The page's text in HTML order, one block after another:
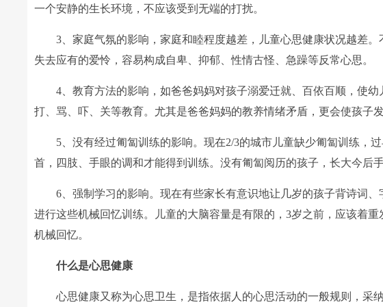
一个安静的生长环境，不应该受到无端的打扰。
3、家庭气氛的影响，家庭和睦程度越差，儿童心思健康状况越差。
失去应有的爱怜，容易构成自卑、抑郁、性情古怪、急躁等反常心思。
4、教育方法的影响，如爸爸妈妈对孩子溺爱迁就、百依百顺，使幼
打、骂、吓、关等教育。尤其是爸爸妈妈的教养情绪矛盾，更会使孩子发
5、没有经过匍匐训练的影响。现在2/3的城市儿童缺少匍匐训练，过
首，四肢、手眼的调和才能得到训练。没有匍匐阅历的孩子，长大今后
6、强制学习的影响。现在有些家长有意识地让几岁的孩子背诗词、
进行这些机械回忆训练。儿童的大脑容量是有限的，3岁之前，应该着
机械回忆。
什么是心思健康
心思健康又称为心思卫生，是指依据人的心思活动的一般规则，采